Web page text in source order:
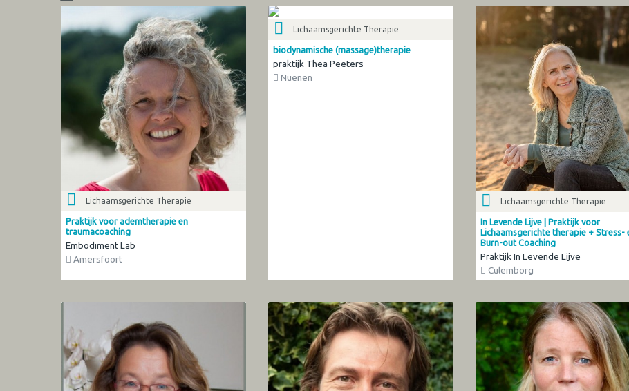
Lichaamsgerichte Therapie
Praktijk voor ademtherapie en
traumacoaching
Embodiment Lab
Amersfoort
Lichaamsgerichte Therapie
biodynamische (massage)therapie
praktijk Thea Peeters
Nuenen
Lichaamsgerichte Therapie
In Levende Lijve | Praktijk voor
Lichaamsgerichte therapie + Stress-
Burn-out Coaching
Praktijk In Levende Lijve
Culemborg